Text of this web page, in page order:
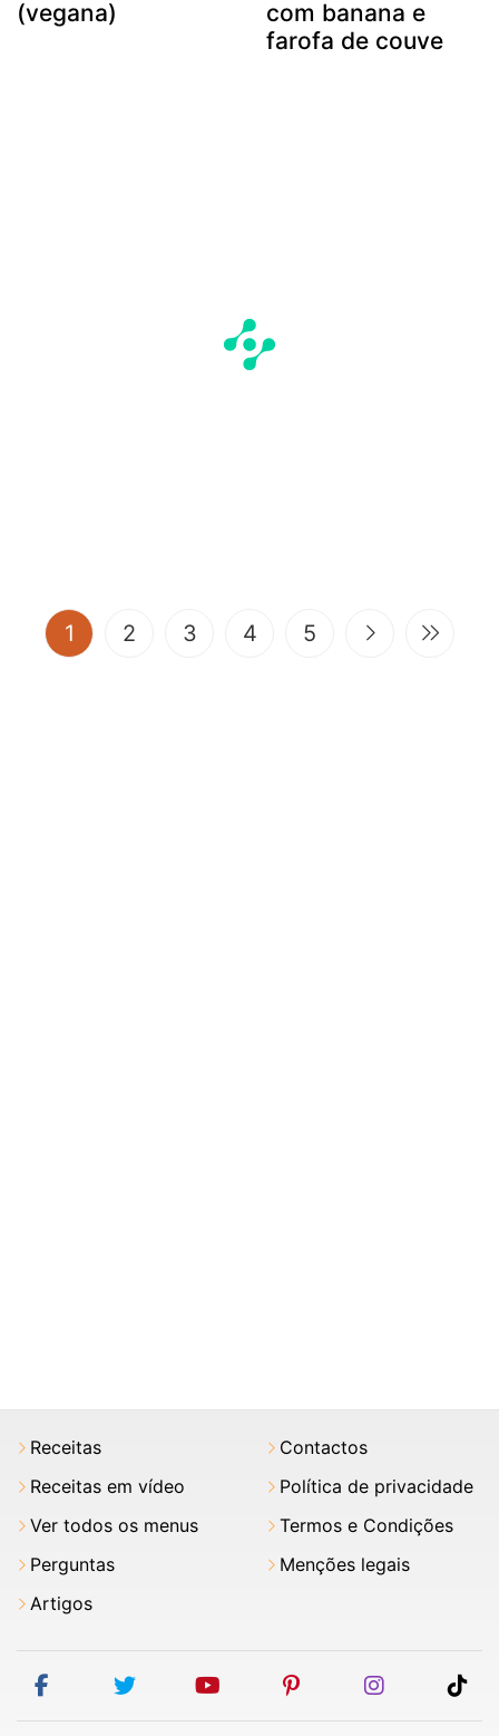
(vegana)
com banana e
farofa de couve
1 (current)
2 3 4 5
Receitas
Receitas em vídeo
Ver todos os menus
Perguntas
Artigos
Contactos
Política de privacidade
Termos e Condições
Menções legais
facebooktwitter youtubepinterestinstagram